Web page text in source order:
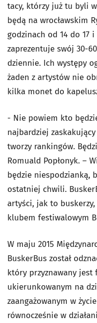
tacy, którzy już tu byli
będą na wrocławskim
godzinach od 14 do 17
zaprezentuje swój 30-
dziennie. Ich występy
żaden z artystów nie
kilka monet do
- Nie powiem kto
najbardziej
tworzy rankingów.
Romuald Popłonyk. –
będzie niespodzianką,
ostatniej chwili.
artyści, jak to
klubem festiwalowym
W maju 2015
BuskerBus został
który przyznawany
ukierunkowanym na
zaangażowanym w
równocześnie w